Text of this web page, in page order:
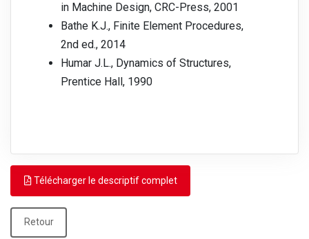
in Machine Design, CRC-Press, 2001
Bathe K.J., Finite Element Procedures,
2nd ed., 2014
Humar J.L., Dynamics of Structures,
Prentice Hall, 1990
Télécharger le descriptif complet
Retour